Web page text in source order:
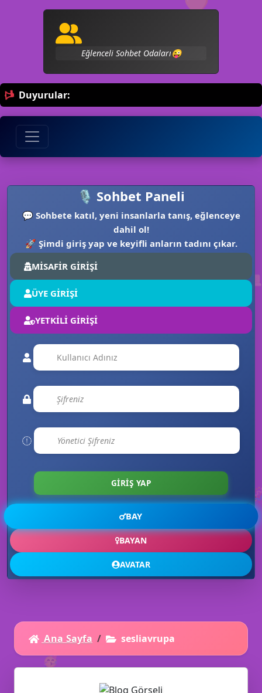
🥳
🎉
📜
Avrupanın Sesi Sohbet Merkezi 🤩🔥️
Duyurular:
🎙️ Sohbet Paneli
💬 Sohbete katıl, yeni insanlarla tanış, eğlenceye
dahil ol!
🚀 Şimdi giriş yap ve keyifli anların tadını çıkar.
MİSAFİR GİRİŞİ
ÜYE GİRİŞİ
YETKİLİ GİRİŞİ
BAY
BAYAN
AVATAR
Ana Sayfa sesliavrupa